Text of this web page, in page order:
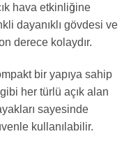
hava etkinliğine
dayanıklı gövdesi ve
derece kolaydır.
bir yapıya sahip
her türlü açık alan
sayesinde
kullanılabilir.